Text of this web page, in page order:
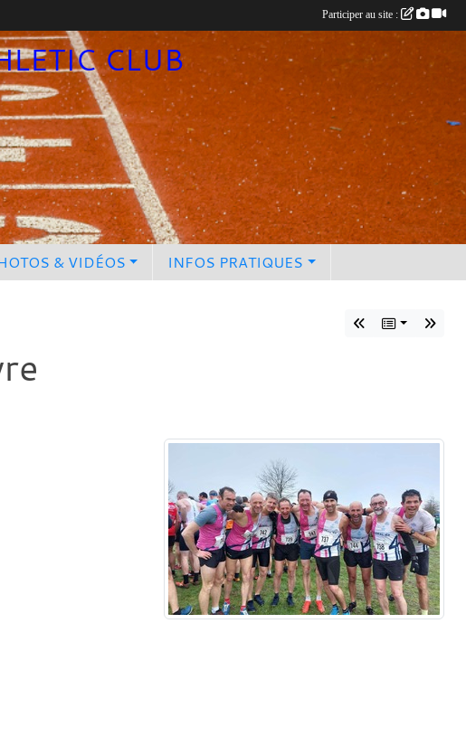
CLUB
& VIDÉOS INFOS PRATIQUES
Participer au site :